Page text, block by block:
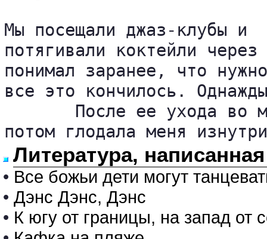
Мы посещали джаз-клубы и
потягивали коктейли
понимал заранее, что
все это кончилось.
После ее ухода во
потом глодала меня
Литература,
• Все божьи дети могут
• Дэнс Дэнс, Дэнс
• К югу от границы, на запад от